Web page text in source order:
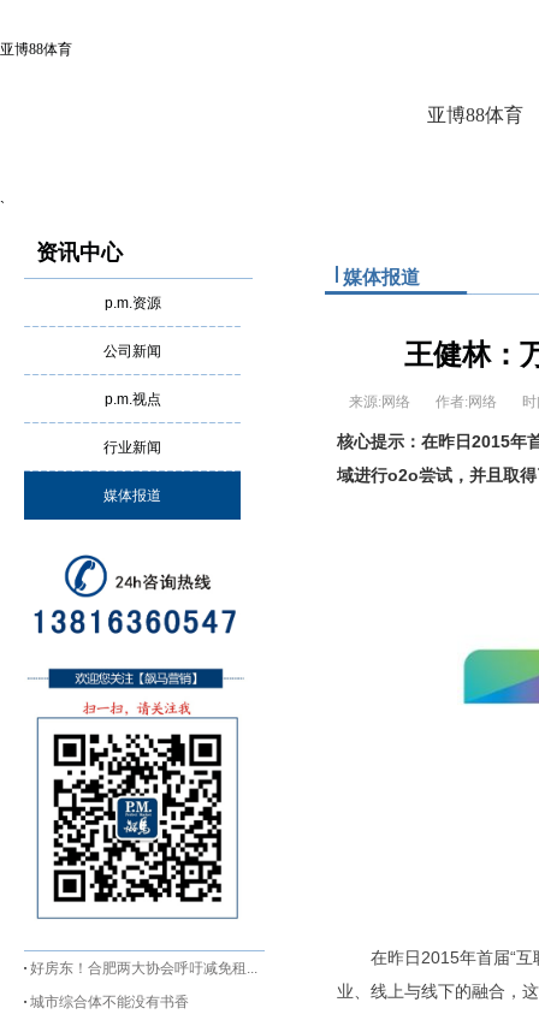
亚博88体育
亚博88体育
`
资讯中心
p.m.资源
公司新闻
p.m.视点
行业新闻
媒体报道
好房东！合肥两大协会呼吁减免租...
城市综合体不能没有书香
媒体报道
王健林：
来源:网络 作者:网络
核心提示： 在昨日2015年
域进行o2o尝试，并且取
在昨日2015年首届“
业、线上与线下的融合，